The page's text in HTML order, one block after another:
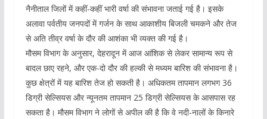
नैनीताल जिलों में कहीं-कहीं भारी वर्षा की संभावना जताई गई है। इसके
अलावा पर्वतीय जनपदों में गर्जन के साथ आकाशीय बिजली चमकने और तेज
से अति तीव्र वर्षा के दौर की आशंका भी व्यक्त की गई है।
मौसम विभाग के अनुसार, देहरादून में आज आंशिक से लेकर सामान्य रूप से
बादल छाए रहने, और एक-दो दौर की हल्की से मध्यम बारिश की संभावना है।
कुछ क्षेत्रों में यह बारिश तेज हो सकती है। अधिकतम तापमान लगभग 36
डिग्री सेल्सियस और न्यूनतम तापमान 25 डिग्री सेल्सियस के आसपास रह
सकता है। मौसम विभाग ने लोगों से अपील की है कि वे नदी-नालों के किनारे